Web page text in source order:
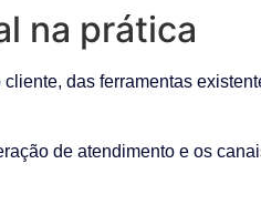
na prática
das ferramentas
de atendimento e os